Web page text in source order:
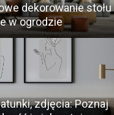
dekorowanie
w ogrodzie
zdjęcia: Poznaj